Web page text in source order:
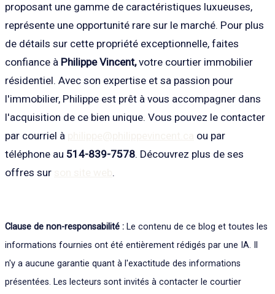
proposant une gamme de caractéristiques luxueuses,
représente une opportunité rare sur le marché. Pour plus
de détails sur cette propriété exceptionnelle, faites
confiance à Philippe Vincent,votre courtier immobilier
résidentiel. Avec son expertise et sa passion pour
l'immobilier, Philippe est prêt à vous accompagner dans
l'acquisition de ce bien unique. Vous pouvez le contacter
par courriel à
ou par
téléphone au 514-839-7578. Découvrez plus de ses
offres sur
.
Clause de non-responsabilité : Le contenu de ce blog et toutes les
informations fournies ont été entièrement rédigés par une IA. Il
n'y a aucune garantie quant à l'exactitude des informations
présentées. Les lecteurs sont invités à contacter le courtier